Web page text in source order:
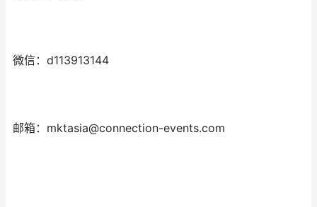
微信：d113913144
邮箱：mktasia@connection-events.com